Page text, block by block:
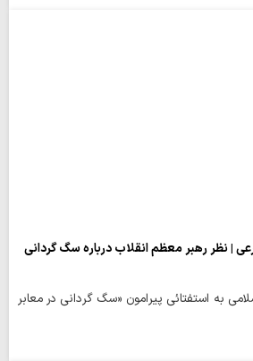
| نظر رهبر معظم انقلاب درباره سگ گردانی
به استفتائی پیرامون «سگ گردانی در معابر